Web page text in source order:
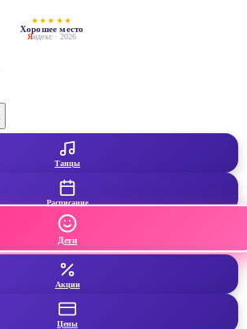
★★★★★
Хорошее место
Яндекс · 2026
Танцы
Расписание
Дети
Акции
Цены